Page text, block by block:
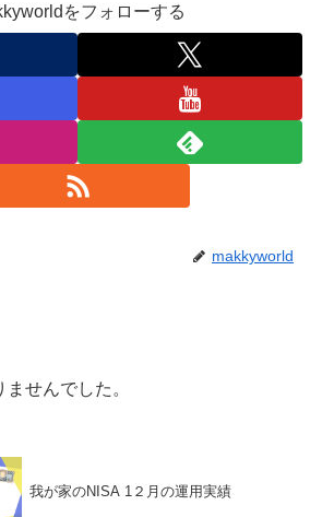
をフォローする
makkyworld
せんでした。
我が家のNISA 1２月の運用実績